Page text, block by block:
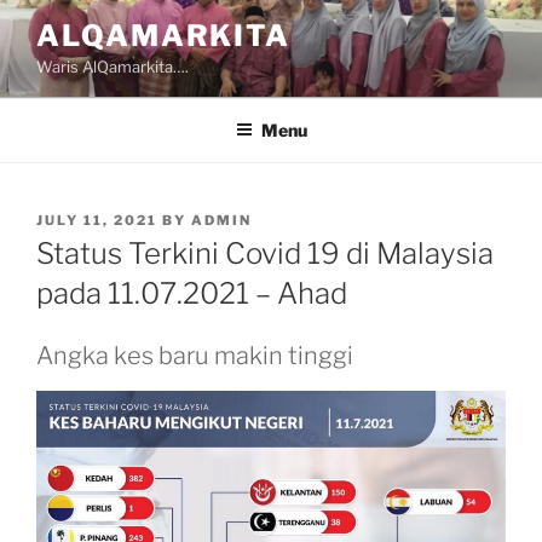
Skip
to
content
ALQAMARKITA
Waris AlQamarkita….
Menu
POSTED
ON
JULY 11, 2021 BY ADMIN
Status Terkini Covid 19 di Malaysia
pada 11.07.2021 – Ahad
Angka kes baru makin tinggi